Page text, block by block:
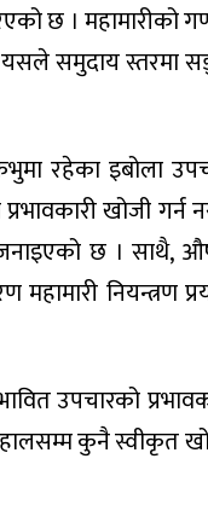
छ ।
यसले समुदाय स्तरमा
रहेका इबोला
खोजी
जनाइएको छ । साथै,
महामारी नियन्त्रण
उपचारको
कुनै स्वीकृत